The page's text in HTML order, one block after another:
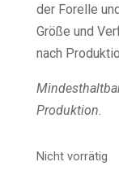
der Forelle
Größe und
nach
Produktion.
Nicht vorrätig